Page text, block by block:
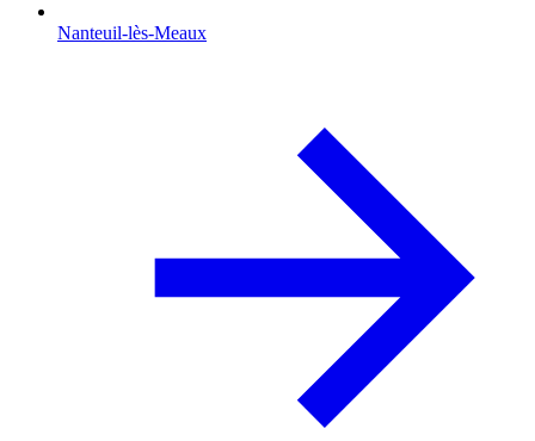
Nanteuil-lès-Meaux